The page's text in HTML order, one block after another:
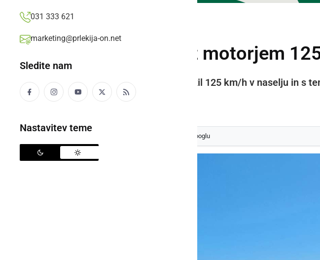
031 333 621
marketing@prlekija-on.net
Sledite nam
Nastavitev teme
Skozi Pavlovce z motorjem
Voznik motornega kolesa je vozil 125 km/h v naselju in s
Prlekija-on.net,ponedeljek, 23. maj 2022 ob 10:14
kot svoj prednostni vir na Googlu